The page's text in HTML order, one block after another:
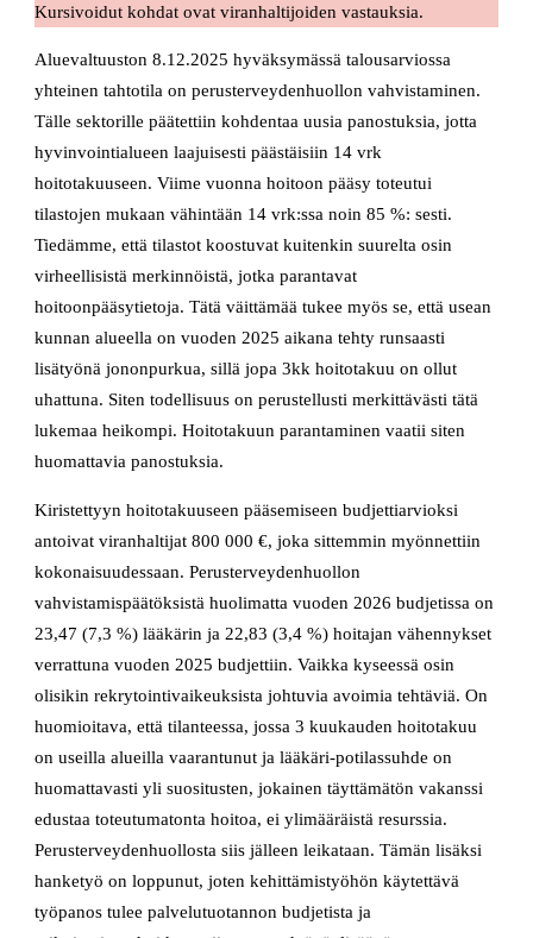
Kursivoidut kohdat ovat viranhaltijoiden vastauksia.
Aluevaltuuston 8.12.2025 hyväksymässä talousarviossa
yhteinen tahtotila on perusterveydenhuollon vahvistaminen.
Tälle sektorille päätettiin kohdentaa uusia panostuksia, jotta
hyvinvointialueen laajuisesti päästäisiin 14 vrk
hoitotakuuseen. Viime vuonna hoitoon pääsy toteutui
tilastojen mukaan vähintään 14 vrk:ssa noin 85 %: sesti.
Tiedämme, että tilastot koostuvat kuitenkin suurelta osin
virheellisistä merkinnöistä, jotka parantavat
hoitoonpääsytietoja. Tätä väittämää tukee myös se, että usean
kunnan alueella on vuoden 2025 aikana tehty runsaasti
lisätyönä jononpurkua, sillä jopa 3kk hoitotakuu on ollut
uhattuna. Siten todellisuus on perustellusti merkittävästi tätä
lukemaa heikompi. Hoitotakuun parantaminen vaatii siten
huomattavia panostuksia.
Kiristettyyn hoitotakuuseen pääsemiseen budjettiarvioksi
antoivat viranhaltijat 800 000 €, joka sittemmin myönnettiin
kokonaisuudessaan. Perusterveydenhuollon
vahvistamispäätöksistä huolimatta vuoden 2026 budjetissa on
23,47 (7,3 %) lääkärin ja 22,83 (3,4 %) hoitajan vähennykset
verrattuna vuoden 2025 budjettiin. Vaikka kyseessä osin
olisikin rekrytointivaikeuksista johtuvia avoimia tehtäviä. On
huomioitava, että tilanteessa, jossa 3 kuukauden hoitotakuu
on useilla alueilla vaarantunut ja lääkäri-potilassuhde on
huomattavasti yli suositusten, jokainen täyttämätön vakanssi
edustaa toteutumatonta hoitoa, ei ylimääräistä resurssia.
Perusterveydenhuollosta siis jälleen leikataan. Tämän lisäksi
hanketyö on loppunut, joten kehittämistyöhön käytettävä
työpanos tulee palvelutuotannon budjetista ja